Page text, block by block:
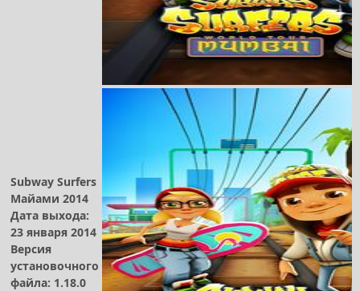
Subway Surfers
Майами 2014
Дата выхода:
23 января 2014
Версия
установочного
файла: 1.18.0